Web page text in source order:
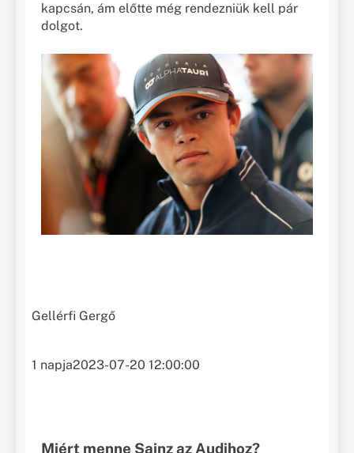
kapcsán, ám előtte még rendezniük kell pár
dolgot.
Gellérfi Gergő
1 napja2023-07-20 12:00:00
Miért menne Sainz az Audihoz?